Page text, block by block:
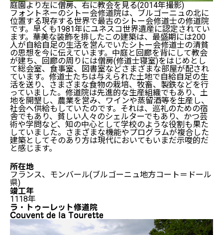
庭園より左に僧房、右に教会を見る(2014年撮影)
フォントネーのシトー会修道院は、ブルゴーニュの北に
位置する現存する世界で最古のシトー会修道士の修道院
です。早くも1981年にユネスコ世界遺産に認定されてい
ます。華美な装飾を排したこの建築は、最盛期には200
人が自給自足の生活を営んでいたシトー会修道士の清貧
の思想を今に伝えています。中庭と回廊を背にして教会
が建ち、回廊の周りには僧房(修道士寝室)をはじめとし
て総会室、食事室、図書室などさまざまな部屋が配され
ています。修道士たちは与えられた土地で自給自足の生
活を送り、さまざまな食物の栽培、牧畜、製鉄などを行
っていました。修道院は先進的な生産組織でもあり、土
地を開墾し、農業を営み、ワインや蒸留酒等を生産し、
社会へ供給もしていたのです。それは、巡礼のための宿
舎でもあり、貧しい人々のシェルターでもあり、かつ芸
術や学問など、知の中心として学校のような役割も果た
していました。さまざまな機能やプログラムが複合した
建築としてそのあり方は現代においてもいまだ示唆的だ
と感じます。
所在地
フランス、モンバール(ブルゴーニュ地方コート＝ドール
県)
竣工年
1118年
ラ・トゥーレット修道院
Couvent de la Tourette